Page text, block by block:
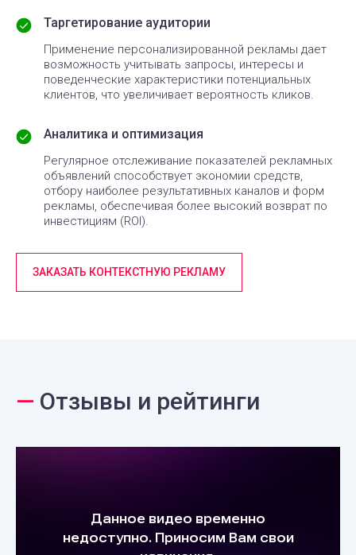
Таргетирование аудитории
Применение персонализированной рекламы дает
возможность учитывать запросы, интересы и
поведенческие характеристики потенциальных
клиентов, что увеличивает вероятность кликов.
Аналитика и оптимизация
Регулярное отслеживание показателей рекламных
объявлений способствует экономии средств,
отбору наиболее результативных каналов и форм
рекламы, обеспечивая более высокий возврат по
инвестициям (ROI).
ЗАКАЗАТЬ КОНТЕКСТНУЮ РЕКЛАМУ
— Отзывы и рейтинги